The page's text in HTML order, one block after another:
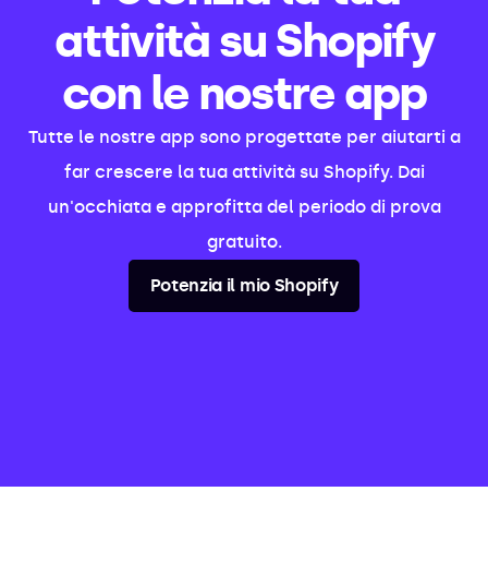
attività su Shopify
con le nostre app
Tutte le nostre app sono progettate per aiutarti a
far crescere la tua attività su Shopify. Dai
un'occhiata e approfitta del periodo di prova
gratuito.
Potenzia il mio Shopify